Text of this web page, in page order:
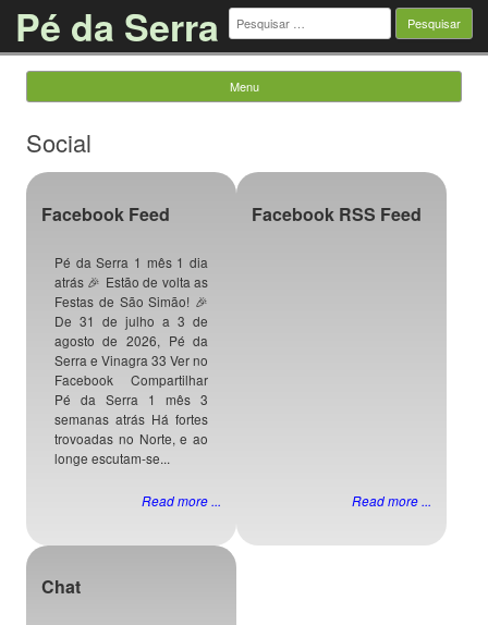
Pé da Serra Pesquisar
por:
Menu
Social
Facebook Feed
Pé da Serra 1 mês 1 dia
atrás 🎉 Estão de volta as
Festas de São Simão! 🎉
De 31 de julho a 3 de
agosto de 2026, Pé da
Serra e Vinagra 33 Ver no
Facebook Compartilhar
Pé da Serra 1 mês 3
semanas atrás Há fortes
trovoadas no Norte, e ao
longe escutam-se...
Read more ...
Facebook RSS Feed
Read more ...
Chat